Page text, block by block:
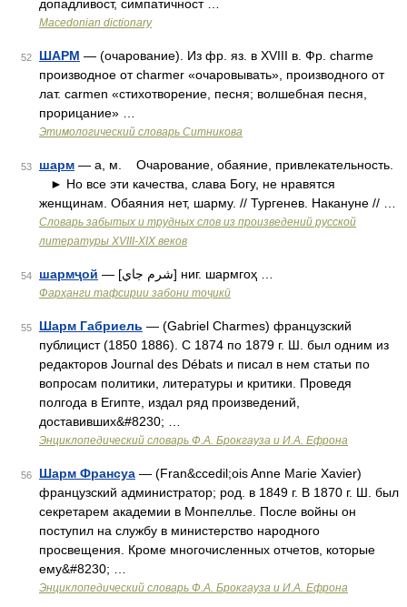
допадливост, симпатичност …
Macedonian dictionary
52 ШАРМ — (очарование). Из фр. яз. в XVIII в. Фр. charme
производное от charmer «очаровывать», производного от
лат. carmen «стихотворение, песня; волшебная песня,
прорицание» …
Этимологический словарь Ситникова
53 шарм — а, м. Очарование, обаяние, привлекательность.
► Но все эти качества, слава Богу, не нравятся
женщинам. Обаяния нет, шарму. // Тургенев. Накануне // …
Словарь забытых и трудных слов из произведений русской
литературы ХVIII-ХIХ веков
54 шармҷой — [شرم جاي] ниг. шармгоҳ …
Фарҳанги тафсирии забони тоҷикӣ
55 Шарм Габриель — (Gabriel Charmes) французский
публицист (1850 1886). С 1874 по 1879 г. Ш. был одним из
редакторов Journal des Débats и писал в нем статьи по
вопросам политики, литературы и критики. Проведя
полгода в Египте, издал ряд произведений,
доставивших&#8230; …
Энциклопедический словарь Ф.А. Брокгауза и И.А. Ефрона
56 Шарм Франсуа — (Fran&ccedil;ois Anne Marie Xavier)
французский администратор; род. в 1849 г. В 1870 г. Ш. был
секретарем академии в Монпеллье. После войны он
поступил на службу в министерство народного
просвещения. Кроме многочисленных отчетов, которые
ему&#8230; …
Энциклопедический словарь Ф.А. Брокгауза и И.А. Ефрона